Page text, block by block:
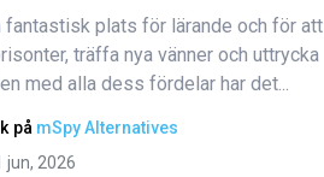
länk
fantastisk plats för lärande och för att
träffa nya vänner och uttrycka
med alla dess fördelar har det...
på mSpy Alternatives
jun, 2026